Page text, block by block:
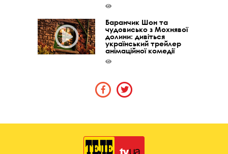
Баранчик Шон та
чудовисько з Мохнявої
долини: дивіться
український трейлер
анімаційної комедії